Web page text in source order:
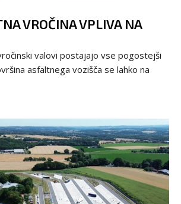
VROČINA VPLIVA NA
valovi postajajo vse pogostejši
asfaltnega vozišča se lahko na